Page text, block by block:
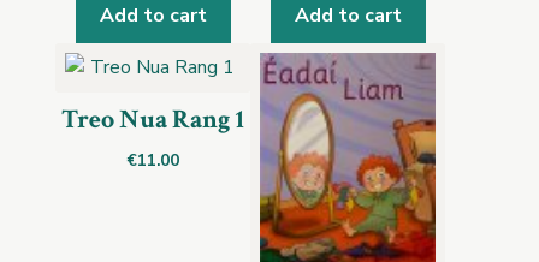
Add to cart Add to cart
Treo Nua Rang 1
€11.00